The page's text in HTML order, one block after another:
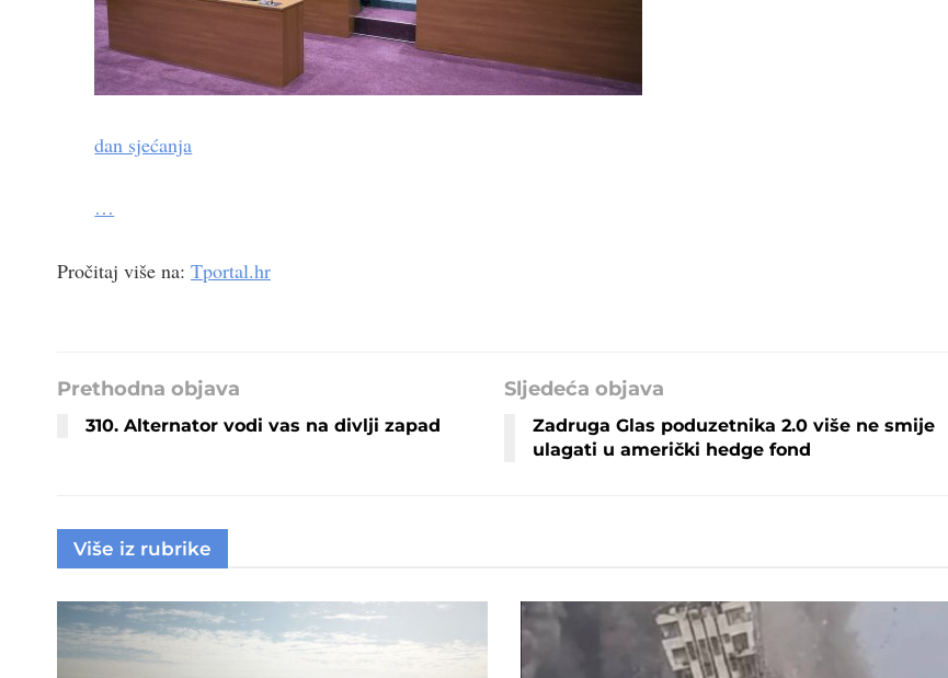
dan sjećanja
…
Pročitaj više na: Tportal.hr
Prethodna objava
310. Alternator vodi vas na divlji zapad
Sljedeća objava
Zadruga Glas poduzetnika 2.0 više ne smije
ulagati u američki hedge fond
Više iz rubrike